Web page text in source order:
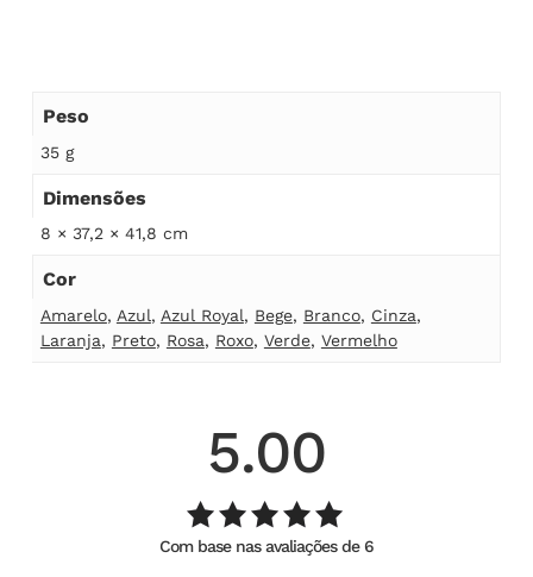
Peso
35 g
Dimensões
8 × 37,2 × 41,8 cm
Cor
Amarelo, Azul, Azul Royal, Bege, Branco, Cinza,
Laranja, Preto, Rosa, Roxo, Verde, Vermelho
5.00
Avaliação
Com base nas avaliações de 6